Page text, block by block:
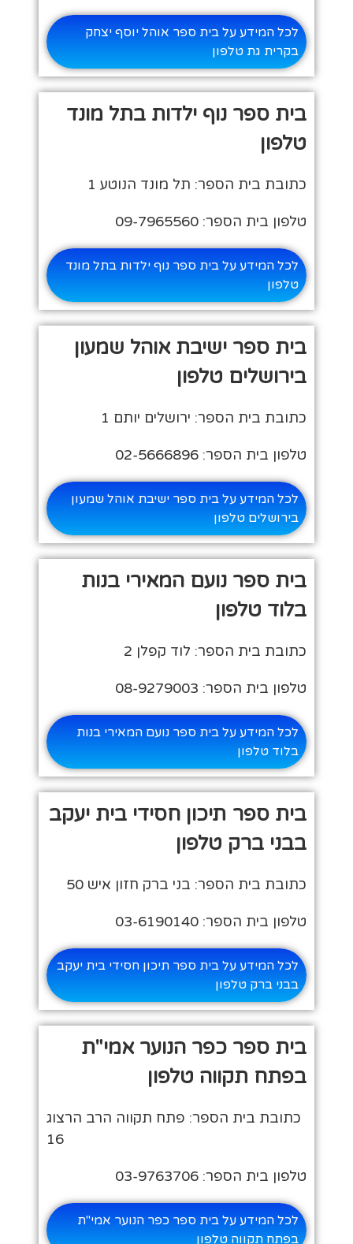
לכל המידע על בית ספר אוהל יוסף יצחק
בקרית גת טלפון
בית ספר נוף ילדות בתל מונד
טלפון
כתובת בית הספר: תל מונד הנוטע 1
טלפון בית הספר: 09-7965560
לכל המידע על בית ספר נוף ילדות בתל מונד
טלפון
בית ספר ישיבת אוהל שמעון
בירושלים טלפון
כתובת בית הספר: ירושלים יותם 1
טלפון בית הספר: 02-5666896
לכל המידע על בית ספר ישיבת אוהל שמעון
בירושלים טלפון
בית ספר נועם המאירי בנות
בלוד טלפון
כתובת בית הספר: לוד קפלן 2
טלפון בית הספר: 08-9279003
לכל המידע על בית ספר נועם המאירי בנות
בלוד טלפון
בית ספר תיכון חסידי בית יעקב
בבני ברק טלפון
כתובת בית הספר: בני ברק חזון איש 50
טלפון בית הספר: 03-6190140
לכל המידע על בית ספר תיכון חסידי בית יעקב
בבני ברק טלפון
בית ספר כפר הנוער אמי"ת
בפתח תקווה טלפון
כתובת בית הספר: פתח תקווה הרב הרצוג
16
טלפון בית הספר: 03-9763706
לכל המידע על בית ספר כפר הנוער אמי"ת
בפתח תקווה טלפון